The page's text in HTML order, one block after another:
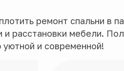
ремонт спальни в
расстановки мебели.
и современной!